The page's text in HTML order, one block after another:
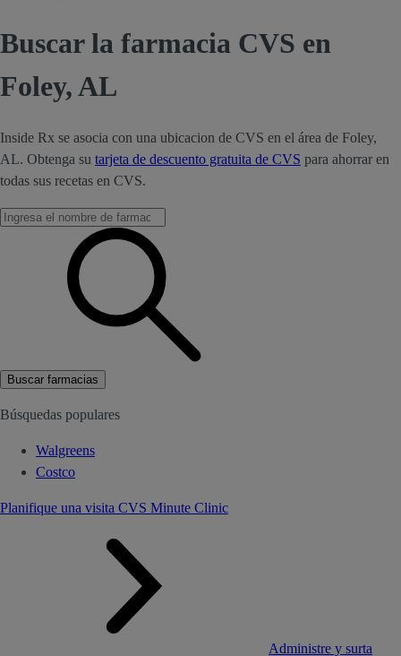
Buscar la farmacia CVS en
Foley, AL
Inside Rx se asocia con una ubicacion de CVS en el área de Foley,
AL. Obtenga su tarjeta de descuento gratuita de CVS para ahorrar en
todas sus recetas en CVS.
Buscar farmacias
Búsquedas populares
Walgreens
Costco
Planifique una visita CVS Minute Clinic
Administre y surta